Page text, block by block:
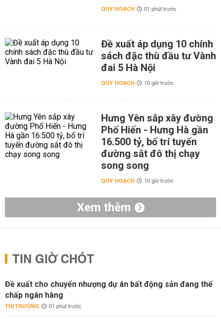
QUY HOẠCH 01 phút trước
Đề xuất áp dụng 10 chính
sách đặc thù đầu tư Vành
đai 5 Hà Nội
QUY HOẠCH 10 giờ trước
Hưng Yên sắp xây đường
Phố Hiến - Hưng Hà gần
16.500 tỷ, bố trí tuyến
đường sắt đô thị chạy
song song
QUY HOẠCH 10 giờ trước
Xem thêm
TIN GIỜ CHÓT
Đề xuất cho chuyển nhượng dự án bất động sản đang thế
chấp ngân hàng
THỊ TRƯỜNG 01 phút trước